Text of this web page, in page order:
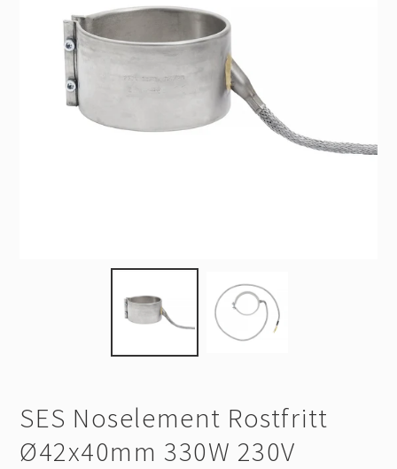
SES Noselement Rostfritt
Ø42x40mm 330W 230V